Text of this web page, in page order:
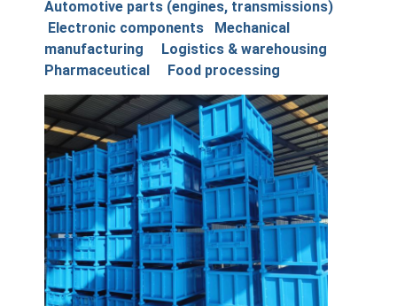
Σπίτι
Automotive parts (engines, transmissions)
Electronic components Mechanical
manufacturing Logistics & warehousing
Pharmaceutical Food processing